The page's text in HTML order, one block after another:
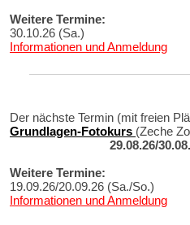
Weitere Termine:
30.10.26 (Sa.)
Informationen und Anmeldung
Der nächste Termin (mit freien
Grundlagen-Fotokurs (Zeche
29.08.26/
Weitere Termine:
19.09.26/20.09.26 (Sa./So.)
Informationen und Anmeldung